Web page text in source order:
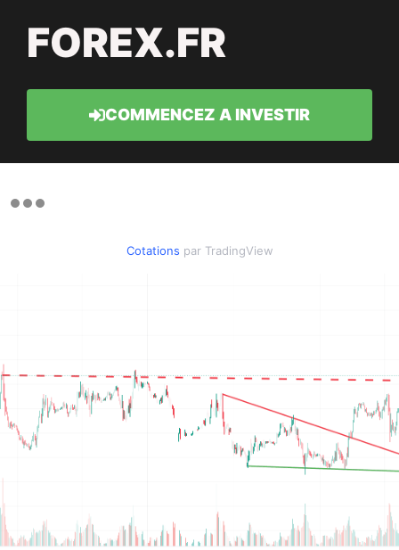
FOREX.FR
COMMENCEZ A INVESTIR
Cotations par TradingView